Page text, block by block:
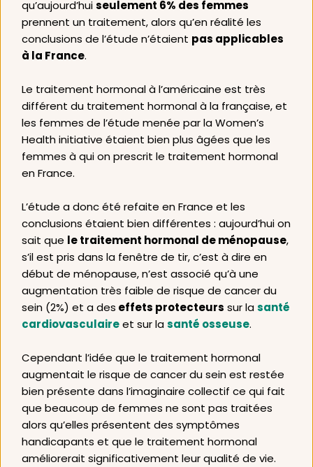
qu’aujourd’hui seulement 6% des femmes
prennent un traitement, alors qu’en réalité les
conclusions de l’étude n’étaient pas applicables
à la France.
Le traitement hormonal à l’américaine est très
différent du traitement hormonal à la française, et
les femmes de l’étude menée par la Women’s
Health initiative étaient bien plus âgées que les
femmes à qui on prescrit le traitement hormonal
en France.
L’étude a donc été refaite en France et les
conclusions étaient bien différentes : aujourd’hui on
sait que le traitement hormonal de ménopause,
s’il est pris dans la fenêtre de tir, c’est à dire en
début de ménopause, n’est associé qu’à une
augmentation très faible de risque de cancer du
sein (2%) et a des effets protecteurs sur la santé
cardiovasculaire et sur la santé osseuse.
Cependant l’idée que le traitement hormonal
augmentait le risque de cancer du sein est restée
bien présente dans l’imaginaire collectif ce qui fait
que beaucoup de femmes ne sont pas traitées
alors qu’elles présentent des symptômes
handicapants et que le traitement hormonal
améliorerait significativement leur qualité de vie.